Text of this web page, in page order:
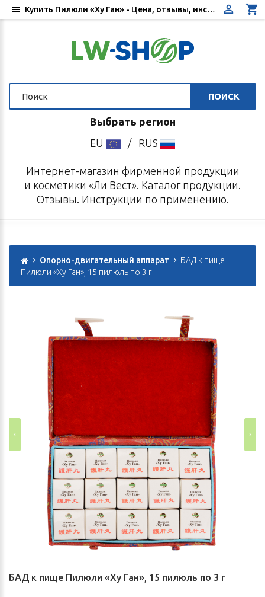
ПОИСК
Выбрать регион
EU
/ RUS
Интернет-магазин фирменной продукции
и косметики «Ли Вест». Каталог продукции.
Отзывы. Инструкции по применению.
Опорно-двигательный аппарат
БАД к пище
Пилюли «Ху Ган», 15 пилюль по 3 г
БАД к пище Пилюли «Ху Ган», 15 пилюль по 3 г
Купить Пилюли «Ху Ган» - Цена, отзывы, инструкция по применению - Интернет-магазин «Ли Вест»